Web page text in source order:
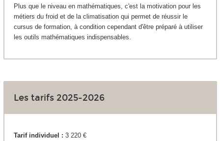
Plus que le niveau en mathématiques, c'est la motivation pour les
métiers du froid et de la climatisation qui permet de réussir le
cursus de formation, à condition cependant d'être préparé à utiliser
les outils mathématiques indispensables.
Les tarifs 2025-2026
Tarif individuel : 3 220 €